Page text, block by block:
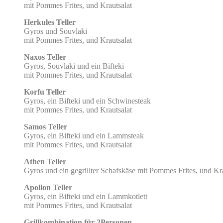
mit Pommes Frites, und Krautsalat
Herkules Teller
Gyros und Souvlaki
mit Pommes Frites, und Krautsalat
Naxos Teller
Gyros, Souvlaki und ein Bifteki
mit Pommes Frites, und Krautsalat
Korfu Teller
Gyros, ein Bifteki und ein Schwinesteak
mit Pommes Frites, und Krautsalat
Samos Teller
Gyros, ein Bifteki und ein Lammsteak
mit Pommes Frites, und Krautsalat
Athen Teller
Gyros und ein gegrillter Schafskäse mit Pommes Frites, und
Apollon Teller
Gyros, ein Bifteki und ein Lammkotlett
mit Pommes Frites, und Krautsalat